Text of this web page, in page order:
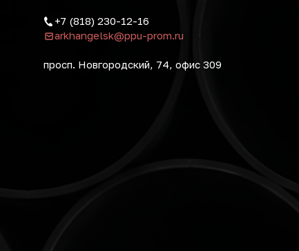
+7 (818) 230-12-16
arkhangelsk@ppu-prom.ru
просп. Новгородский, 74, офис 309